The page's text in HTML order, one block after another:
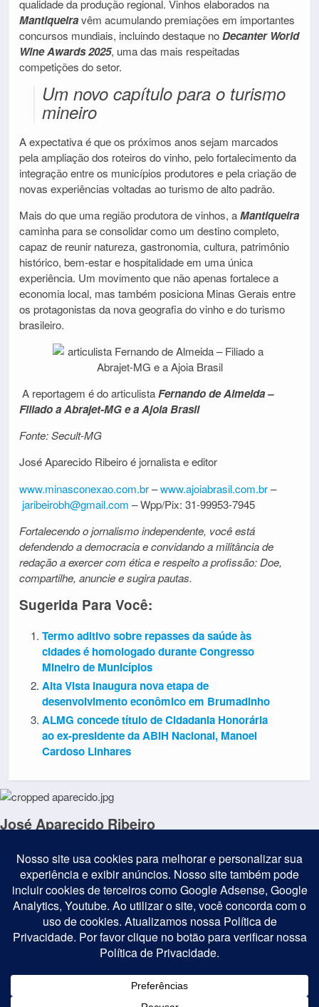
qualidade da produção regional. Vinhos elaborados na
Mantiqueiravêm acumulando premiações em importantes
concursos mundiais, incluindo destaque noDecanter World
Wine Awards 2025, uma das mais respeitadas
competições do setor.
Um novo capítulo para o turismo
mineiro
A expectativa é que os próximos anos sejam marcados
pela ampliação dos roteiros do vinho, pelo fortalecimento da
integração entre os municípios produtores e pela criação de
novas experiências voltadas ao turismo de alto padrão.
Mais do que uma região produtora de vinhos, aMantiqueira
caminha para se consolidar como um destino completo,
capaz de reunir natureza, gastronomia, cultura, patrimônio
histórico, bem-estar e hospitalidade em uma única
experiência. Um movimento que não apenas fortalece a
economia local, mas também posiciona Minas Gerais entre
os protagonistas da nova geografia do vinho e do turismo
brasileiro.
A reportagem é do articulistaFernando de Almeida –
Filiado a Abrajet-MG e a Ajoia Brasil
Fonte: Secult-MG
José Aparecido Ribeiro é jornalista e editor
www.minasconexao.com.br–www.ajoiabrasil.com.br–
jaribeirobh@gmail.com – Wpp/Pix: 31-99953-7945
Fortalecendo o jornalismo independente, você está
defendendo a democracia e convidando a militância de
redação a exercer com ética e respeito a profissão: Doe,
compartilhe, anuncie e sugira pautas.
Sugerida Para Você:
Termo aditivo sobre repasses da saúde às
cidades é homologado durante Congresso
Mineiro de Municípios
Alta Vista inaugura nova etapa de
desenvolvimento econômico em Brumadinho
ALMG concede título de Cidadania Honorária
ao ex-presidente da ABIH Nacional, Manoel
Cardoso Linhares
José Aparecido Ribeiro
Jornalista, presidente da AJOIA Brasil; com formação em Filosofia,
Turismo, Marketing e Gestão de Recursos de Defesa; é editor do
Portal Minas Conexão e âncora do Médicos pela Vida; saiba mais:
www.minasconexao.com.br
Postagem Anterior Próxima Postagem